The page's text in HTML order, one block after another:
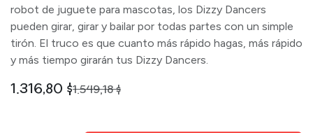
robot de juguete para mascotas, los Dizzy Dancers
pueden girar, girar y bailar por todas partes con un simple
tirón. El truco es que cuanto más rápido hagas, más rápido
y más tiempo girarán tus Dizzy Dancers.
1.316,80 $1.549,18$